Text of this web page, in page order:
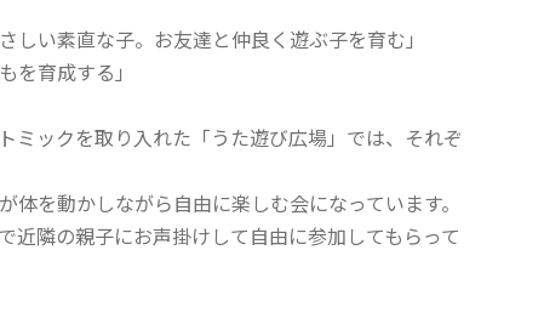
い素直な子。お友達と仲良く遊ぶ子を育む」
を育成する」
ミックを取り入れた「うた遊び広場」では、それぞ
を動かしながら自由に楽しむ会になっています。
近隣の親子にお声掛けして自由に参加してもらって